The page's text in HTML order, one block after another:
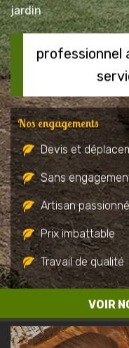
jardin
VOIR
professionnel
Nos engagements
Devis et
Sans
Artisan passionné
Prix imbattable
Travail de qualité